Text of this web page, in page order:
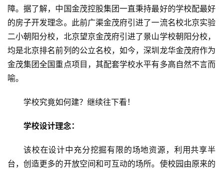
关
于
我
们
联
障。据了解，中国金茂控股集团一直秉持最好的学校配最好
的房子开发理念。此前广渠金茂府引进了一流名校北京实验
二小朝阳分校，北京望京金茂府引进了景山学校朝阳分校，
均是北京排名前列的公立名校，如今，深圳龙华金茂府作为
金茂集团全国重点项目，其配套学校水平有多高自然不言而
喻。
学校究竟如何建？继续往下看！
学校设计理念：
该校在设计中充分挖掘有限的场地资源，利用共享半
台，创造更多的开放空间和可互动的场所。使校园由原来的